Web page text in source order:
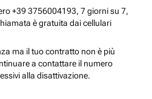
+39 3756004193, 7 giorni su 7,
è gratuita dai cellulari
ma il tuo contratto non è più
a contattare il numero
alla disattivazione.